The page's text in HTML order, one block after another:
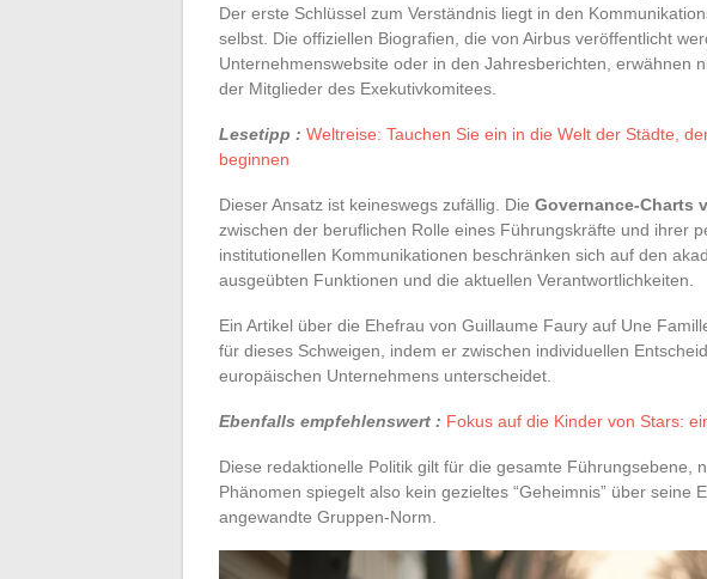
Der erste Schlüssel zum Verständnis liegt in den
selbst. Die offiziellen Biografien, die von Airbus veröffentlicht
Unternehmenswebsite oder in den Jahresberichten, erwähnen
der Mitglieder des Exekutivkomitees.
Lesetipp : Weltreise: Tauchen Sie ein in die Welt der Städte,
beginnen
Dieser Ansatz ist keineswegs zufällig. Die Governance-Charts
zwischen der beruflichen Rolle eines Führungskräfte und ihrer
institutionellen Kommunikationen beschränken sich auf den
ausgeübten Funktionen und die aktuellen Verantwortlichkeiten.
Ein Artikel über die Ehefrau von Guillaume Faury auf Une
für dieses Schweigen, indem er zwischen individuellen
europäischen Unternehmens unterscheidet.
Ebenfalls empfehlenswert : Fokus auf die Kinder von Stars:
Diese redaktionelle Politik gilt für die gesamte Führungsebene,
Phänomen spiegelt also kein gezieltes “Geheimnis” über seine
angewandte Gruppen-Norm.